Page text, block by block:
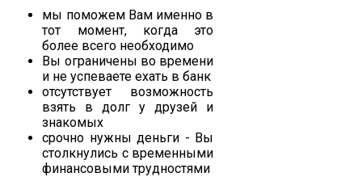
мы поможем Вам именно в
тот момент, когда это
более всего необходимо
Вы ограничены во времени
и не успеваете ехать в банк
отсутствует возможность
взять в долг у друзей и
знакомых
срочно нужны деньги - Вы
столкнулись с временными
финансовыми трудностями